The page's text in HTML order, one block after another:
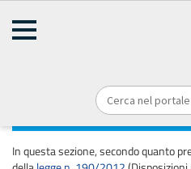
Home
Bandi di gara e
In questa sezione, secondo quanto